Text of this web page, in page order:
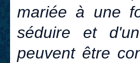
mariée à une
séduire et
peuvent être